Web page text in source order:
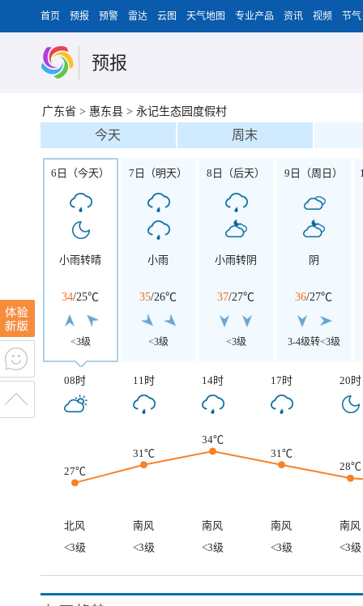
首页 预报 预警 雷达 云图 天气地图 专业产品 资讯 视频 节气
预报
广东省 > 惠东县 > 永记生态园度假村
今天 周末
6日（今天）
小雨转晴
34/25℃
<3级
7日（明天）
小雨
35/26℃
<3级
8日（后天）
小雨转阴
37/27℃
<3级
9日（周日）
阴
36/27℃
3-4级转<3级
08时 11时 14时 17时 20时
27℃
31℃
34℃
31℃
28℃
北风 南风 南风 南风
南风
<3级
<3级 <3级 <3级 <3级